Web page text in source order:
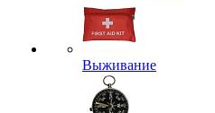
Выживание